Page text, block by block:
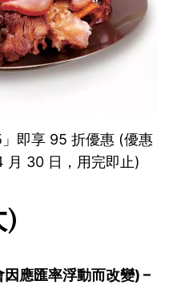
即享 95 折優惠 (優惠
月 30 日，用完即止)
應匯率浮動而改變) –